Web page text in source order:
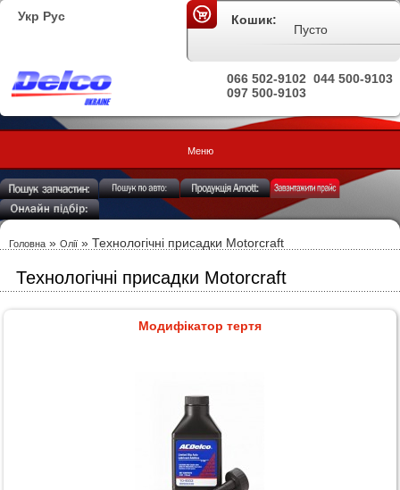
Укр Рус
044 500-9103
066 502-9102
097 500-9103
Кошик:
Пусто
Меню
Головна » Олії » Технологічні присадки Motorcraft
Технологічні присадки Motorcraft
Модифікатор тертя